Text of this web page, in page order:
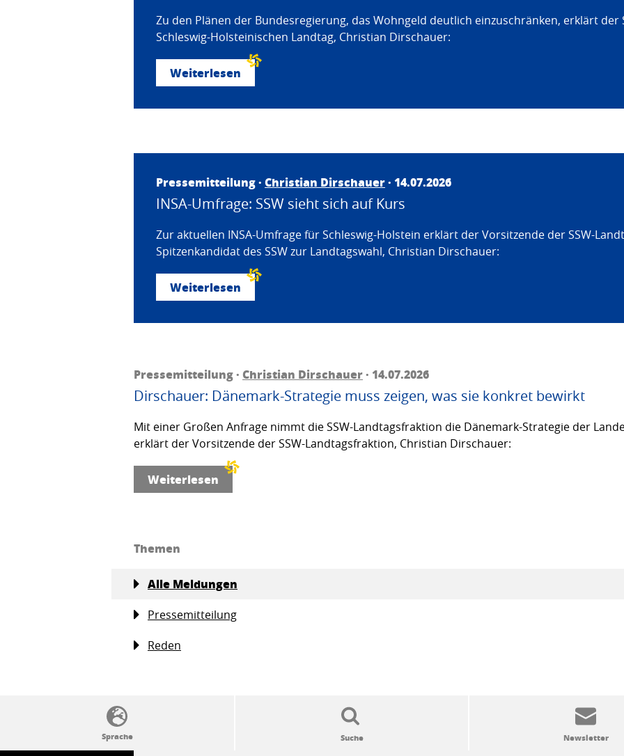
Zu den Plänen der Bundesregierung, das Wohngeld deutlich einzuschränken, erklärt der
Schleswig-Holsteinischen Landtag, Christian Dirschauer:
Weiterlesen
Pressemitteilung · Christian Dirschauer· 14.07.2026
INSA-Umfrage: SSW sieht sich auf Kurs
Zur aktuellen INSA-Umfrage für Schleswig-Holstein erklärt der Vorsitzende der SSW-
Spitzenkandidat des SSW zur Landtagswahl, Christian Dirschauer:
Weiterlesen
Pressemitteilung · Christian Dirschauer· 14.07.2026
Dirschauer: Dänemark-Strategie muss zeigen, was sie konkret bewirkt
Mit einer Großen Anfrage nimmt die SSW-Landtagsfraktion die Dänemark-Strategie der
erklärt der Vorsitzende der SSW-Landtagsfraktion, Christian Dirschauer:
Weiterlesen
Themen
Alle Meldungen
Pressemitteilung
Reden